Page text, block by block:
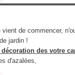
vient de commencer,
jardin !
décoration des votre
d'azalées,